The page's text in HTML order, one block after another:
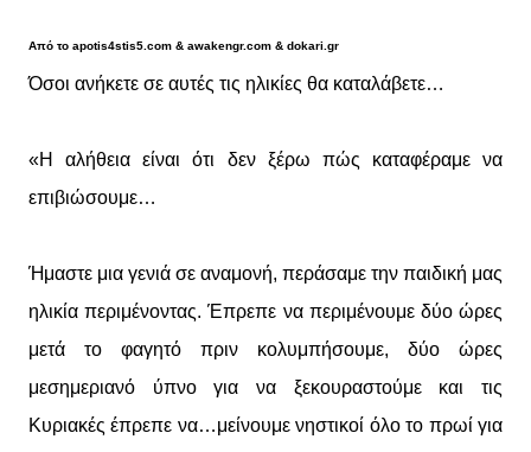
Από το apotis4stis5.com & awakengr.com & dokari.gr
Όσοι ανήκετε σε αυτές τις ηλικίες θα καταλάβετε…
«H αλήθεια είναι ότι δεν ξέρω πώς καταφέραμε να
επιβιώσουμε…
Ήμαστε μια γενιά σε αναμονή, περάσαμε την παιδική μας
ηλικία περιμένοντας. Έπρεπε να περιμένουμε δύο ώρες
μετά το φαγητό πριν κολυμπήσουμε, δύο ώρες
μεσημεριανό ύπνο για να ξεκουραστούμε και τις
Κυριακές έπρεπε να…μείνουμε νηστικοί όλο το πρωί για